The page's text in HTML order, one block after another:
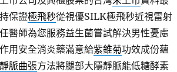
保證極飛秒從視優SILK極飛秒近視雷射
醫師為您服務益生菌嘗試解決男性憂慮
用安全消炎藥滿意給紫錐菊功效成份蘊
靜脈曲張方法將腿部大隱靜脈能低糖酵素